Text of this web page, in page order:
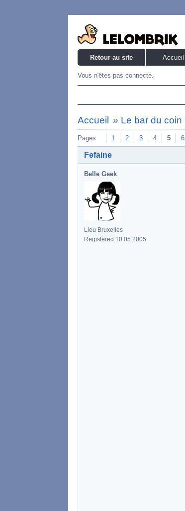
Retour au site Accueil
Vous n'êtes pas connecté.
Accueil » Le bar du coin
Pages 1 2 3 4 5 6
Fefaine
Belle Geek
Lieu Bruxelles
Registered 10.05.2005